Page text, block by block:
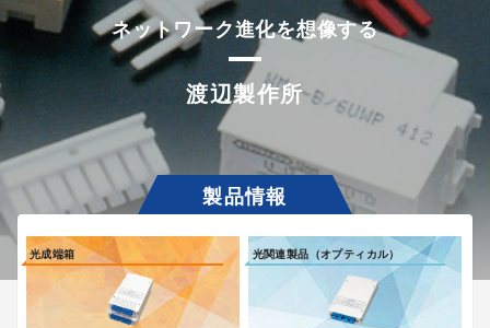
ネットワーク進化を想像する
渡辺製作所
光成端箱 光関連製品（オプティカル）